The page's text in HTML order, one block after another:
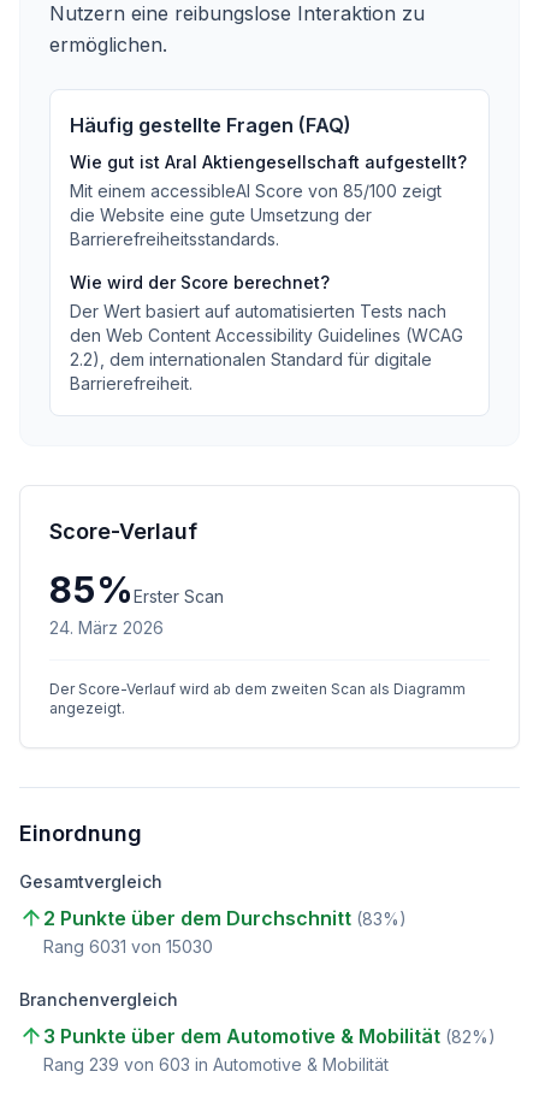
Nutzern eine reibungslose Interaktion zu
ermöglichen.
Häufig gestellte Fragen (FAQ)
Wie gut ist Aral Aktiengesellschaft aufgestellt?
Mit einem accessibleAI Score von 85/100 zeigt
die Website eine gute Umsetzung der
Barrierefreiheitsstandards.
Wie wird der Score berechnet?
Der Wert basiert auf automatisierten Tests nach
den Web Content Accessibility Guidelines (WCAG
2.2), dem internationalen Standard für digitale
Barrierefreiheit.
Score-Verlauf
85%Erster Scan
24. März 2026
Der Score-Verlauf wird ab dem zweiten Scan als Diagramm
angezeigt.
Einordnung
Gesamtvergleich
2 Punkte über dem Durchschnitt (83%)
Rang 6031 von 15030
Branchenvergleich
3 Punkte über dem Automotive & Mobilität (82%)
Rang 239 von 603 in Automotive & Mobilität